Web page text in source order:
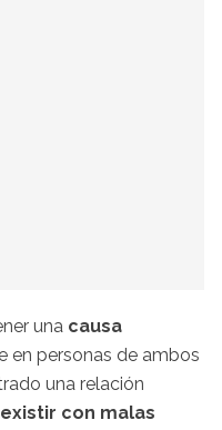
una causa
en personas de ambos
una relación
con malas